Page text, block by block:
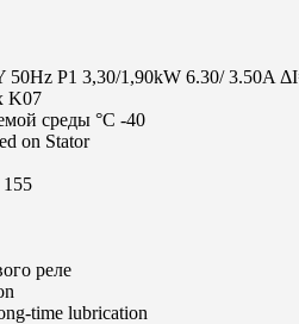
P1 3,30/1,90kW 6.30/ 3.50A
K07
среды °C -40
on Stator
реле
time lubrication